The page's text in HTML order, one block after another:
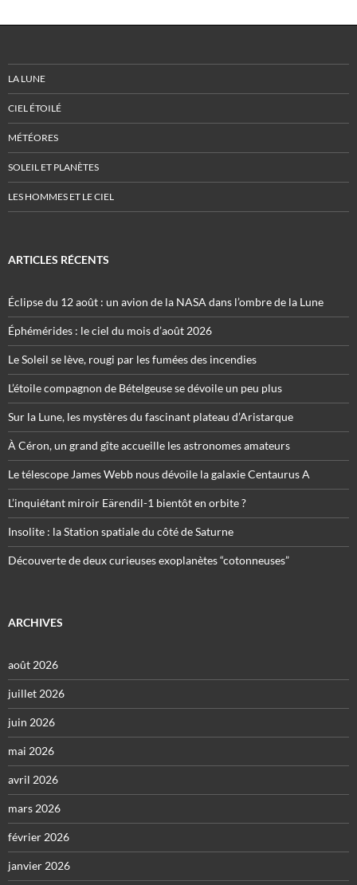
LA LUNE
CIEL ÉTOILÉ
MÉTÉORES
SOLEIL ET PLANÈTES
LES HOMMES ET LE CIEL
ARTICLES RÉCENTS
Éclipse du 12 août : un avion de la NASA dans l’ombre de la Lune
Éphémérides : le ciel du mois d’août 2026
Le Soleil se lève, rougi par les fumées des incendies
L’étoile compagnon de Bételgeuse se dévoile un peu plus
Sur la Lune, les mystères du fascinant plateau d’Aristarque
À Céron, un grand gîte accueille les astronomes amateurs
Le télescope James Webb nous dévoile la galaxie Centaurus A
L’inquiétant miroir Eärendil-1 bientôt en orbite ?
Insolite : la Station spatiale du côté de Saturne
Découverte de deux curieuses exoplanètes “cotonneuses”
ARCHIVES
août 2026
juillet 2026
juin 2026
mai 2026
avril 2026
mars 2026
février 2026
janvier 2026